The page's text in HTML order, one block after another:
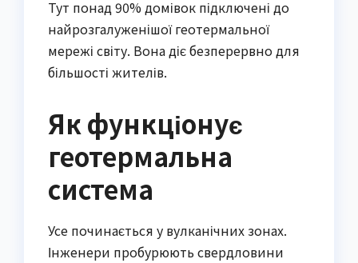
Тут понад 90% домівок підключені до
найрозгалуженішої геотермальної
мережі світу. Вона діє безперервно для
більшості жителів.
Як функціонує
геотермальна
система
Усе починається у вулканічних зонах.
Інженери пробурюють свердловини